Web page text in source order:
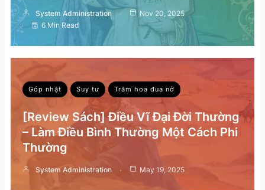
System Administration
Nov 20, 2025
6 Min Read
Góp nhặt Suy tư Trăm hoa đua nở
[Review Sách] Điều Vĩ Đại Đời Thường
– Làm Điều Bình Thường Một Cách Phi
Thường
System Administration May 19, 2025